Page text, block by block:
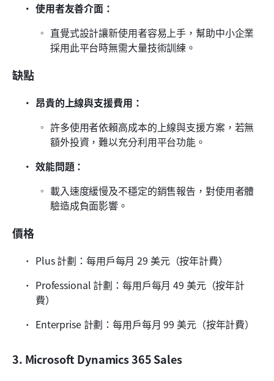
使用者友善介面：
直覺式設計讓新使用者容易上手，幫助中小企業
採用此平台時無需大量技術訓練。
缺點
昂貴的上線與支援費用：
許多使用者依賴高成本的上線與支援方案，若無
額外投資，難以充分利用平台功能。
效能問題：
載入速度緩慢及不穩定的銷售報告，對使用者體
驗造成負面影響。
價格
Plus 計劃：每用戶每月 29 美元（按年計費）
Professional 計劃：每用戶每月 49 美元（按年計
費）
Enterprise 計劃：每用戶每月 99 美元（按年計費）
3. Microsoft Dynamics 365 Sales